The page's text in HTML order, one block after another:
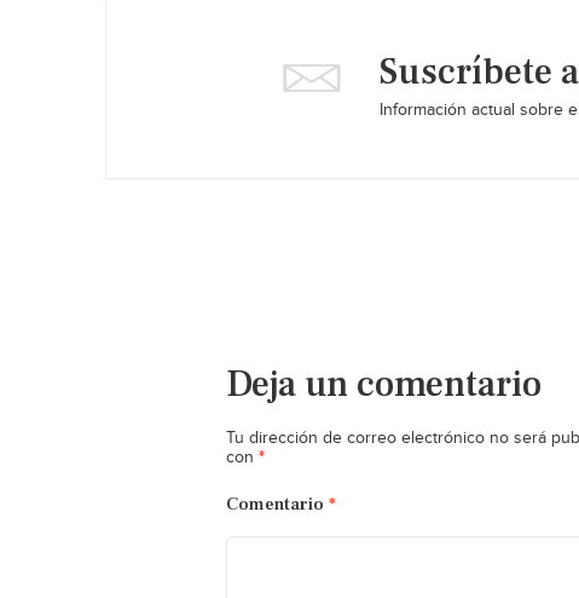
Suscríbete
Información actual sobre
Deja un comentario
Tu dirección de correo electrónico no será
con *
Comentario *